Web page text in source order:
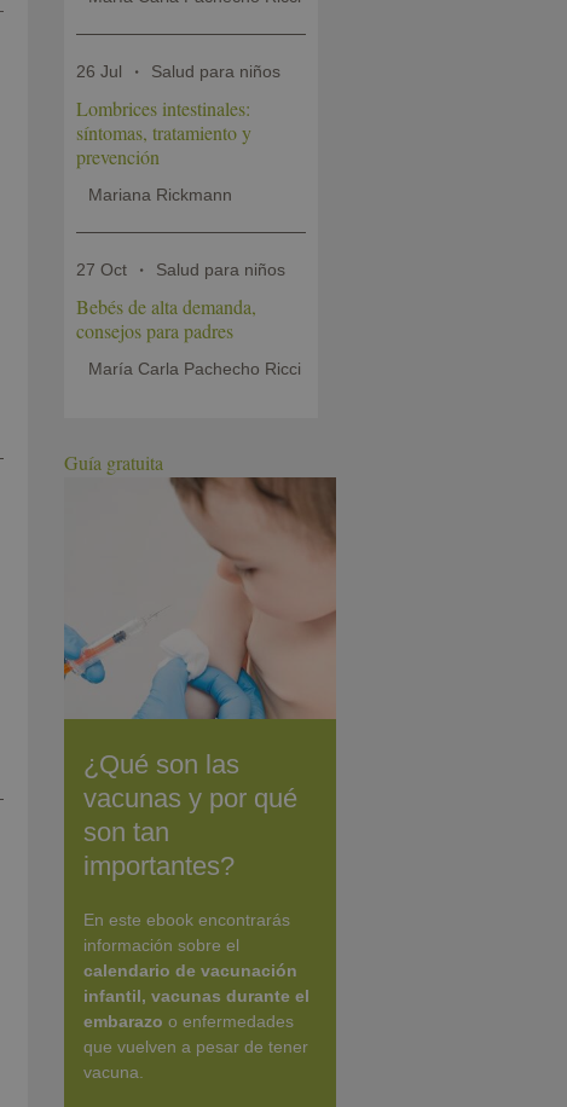
26 Jul Salud para niños
Lombrices intestinales:
síntomas, tratamiento y
prevención
Mariana Rickmann
27 Oct Salud para niños
Bebés de alta demanda,
consejos para padres
María Carla Pachecho Ricci
Guía gratuita
¿Qué son las
vacunas y por qué
son tan
importantes?
En este ebook encontrarás
información sobre el
calendario de vacunación
infantil, vacunas durante el
embarazo o enfermedades
que vuelven a pesar de tener
vacuna.